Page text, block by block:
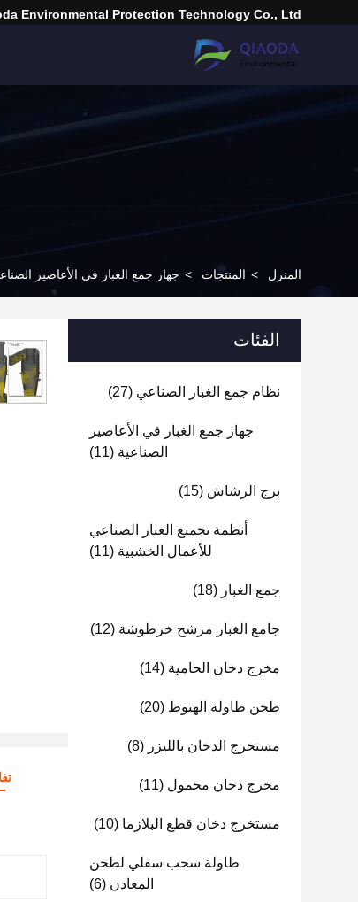
Environmental Protection Technology Co., Ltd.
المنزل > المنتجات > جهاز جمع الغبار في الأعاصير
الفئات
نظام جمع الغبار الصناعي (27)
جهاز جمع الغبار في الأعاصير
الصناعية (11)
برج الرشاش (15)
أنظمة تجميع الغبار الصناعي
للأعمال الخشبية (11)
جمع الغبار (18)
جامع الغبار مرشح خرطوشة (12)
مخرج دخان الحامية (14)
طحن طاولة الهبوط (20)
مستخرج الدخان بالليزر (8)
مخرج دخان محمول (11)
مستخرج دخان قطع البلازما (10)
طاولة سحب سفلي لطحن
المعادن (6)